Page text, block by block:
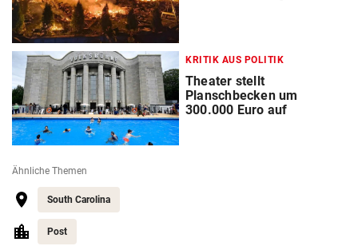
KRITIK AUS POLITIK
Theater stellt
Planschbecken um
300.000 Euro auf
Ähnliche Themen
South Carolina
Post